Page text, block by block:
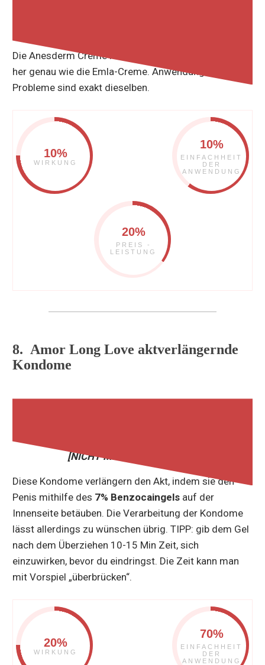
Die Anesderm Creme ist von der Zusammensetzung
her genau wie die Emla-Creme. Anwendung und
Probleme sind exakt dieselben.
10%
WIRKUNG
10%
EINFACHHEIT
DER
ANWENDUNG
20%
PREIS -
LEISTUNG
8. Amor Long Love aktverlängernde
Kondome
[NICHT MEHR ERHÄLTLICH]
Diese Kondome verlängern den Akt, indem sie den
Penis mithilfe des 7% Benzocaingels auf der
Innenseite betäuben. Die Verarbeitung der Kondome
lässt allerdings zu wünschen übrig. TIPP: gib dem Gel
nach dem Überziehen 10-15 Min Zeit, sich
einzuwirken, bevor du eindringst. Die Zeit kann man
mit Vorspiel „überbrücken“.
20%
WIRKUNG
70%
EINFACHHEIT
DER
ANWENDUNG